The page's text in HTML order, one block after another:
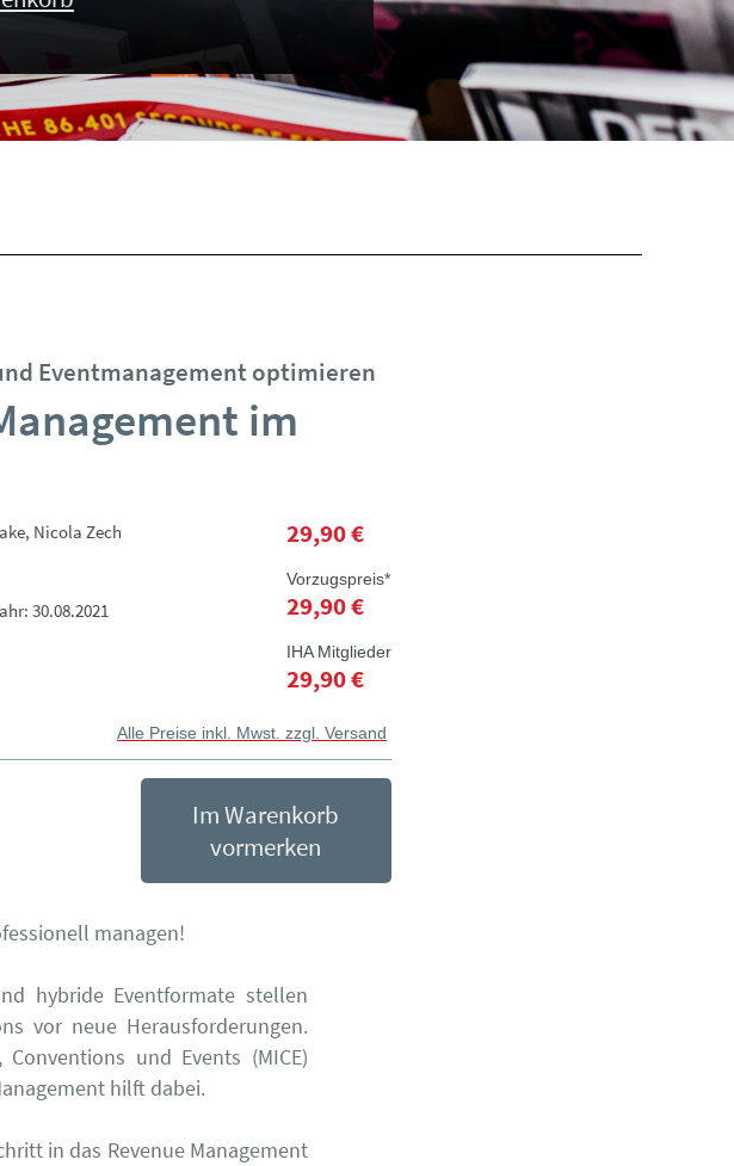
Eventmanagement optimieren
im
Nicola Zech
30.08.2021
29,90 €
Vorzugspreis*
29,90 €
IHA Mitglieder
29,90 €
Alle Preise inkl. Mwst. zzgl. Versand
Im Warenkorb
vormerken
managen!
hybride Eventformate stellen
vor neue Herausforderungen.
und Events (MICE)
hilft dabei.
in das Revenue Management